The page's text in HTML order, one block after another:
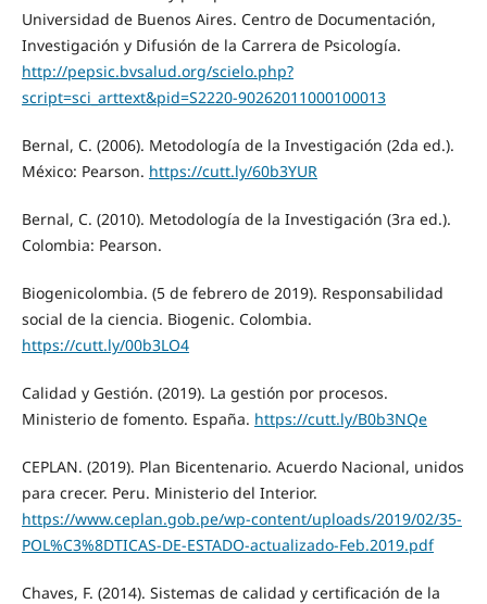
Universidad de Buenos Aires. Centro de Documentación,
Investigación y Difusión de la Carrera de Psicología.
http://pepsic.bvsalud.org/scielo.php?
script=sci_arttext&pid=S2220-90262011000100013
Bernal, C. (2006). Metodología de la Investigación (2da ed.).
México: Pearson. https://cutt.ly/60b3YUR
Bernal, C. (2010). Metodología de la Investigación (3ra ed.).
Colombia: Pearson.
Biogenicolombia. (5 de febrero de 2019). Responsabilidad
social de la ciencia. Biogenic. Colombia.
https://cutt.ly/00b3LO4
Calidad y Gestión. (2019). La gestión por procesos.
Ministerio de fomento. España. https://cutt.ly/B0b3NQe
CEPLAN. (2019). Plan Bicentenario. Acuerdo Nacional, unidos
para crecer. Peru. Ministerio del Interior.
https://www.ceplan.gob.pe/wp-content/uploads/2019/02/35-
POL%C3%8DTICAS-DE-ESTADO-actualizado-Feb.2019.pdf
Chaves, F. (2014). Sistemas de calidad y certificación de la